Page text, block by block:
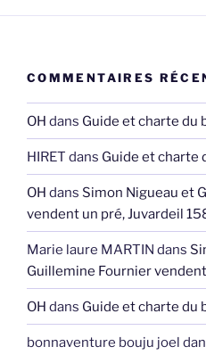
COMMENTAIRES
OH dans Guide et charte du
HIRET dans Guide et charte
OH dans Simon Nigueau et
vendent un pré, Juvardeil
Marie laure MARTIN dans
Guillemine Fournier
OH dans Guide et charte du
bonnaventure bouju joel